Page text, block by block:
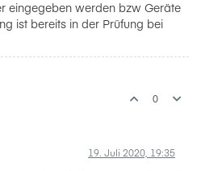
eingegeben werden bzw Geräte
ist bereits in der Prüfung bei
0
19. Juli 2020, 19:35